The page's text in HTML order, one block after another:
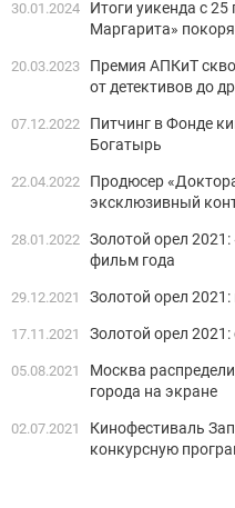
30.01.2024
Итоги уикенда с
Маргарита»
20.03.2023
Премия АПКиТ
от детективов до
07.12.2022
Питчинг в Фонде
Богатырь
22.04.2022
Продюсер
эксклюзивный
28.01.2022 Золотой орел
фильм года
29.12.2021 Золотой орел
17.11.2021 Золотой орел
05.08.2021
Москва
города на экране
02.07.2021
Кинофестиваль
конкурсную